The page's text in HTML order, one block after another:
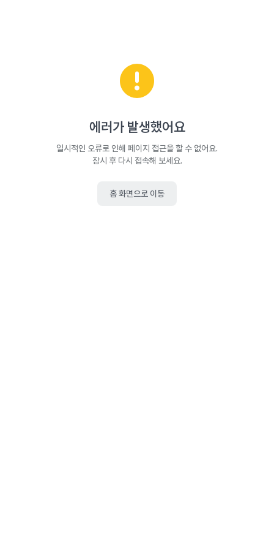
에러가 발생했어요
일시적인 오류로 인해 페이지 접근을 할 수 없어요.
잠시 후 다시 접속해 보세요.
홈 화면으로 이동